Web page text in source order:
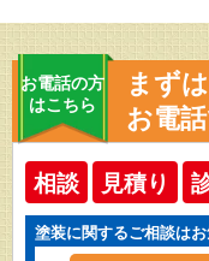
お電話の方
はこちら
まず
お電
相談 見積り
塗装に関するご相談は